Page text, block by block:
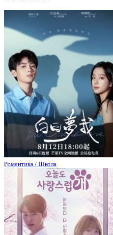
Романтика / Школа